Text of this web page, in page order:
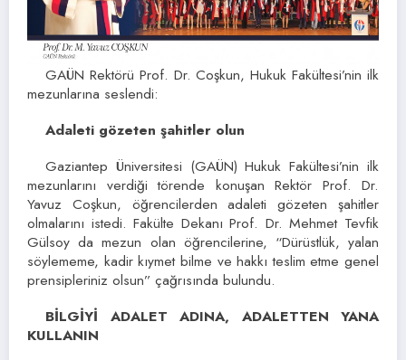
GAÜN Rektörü Prof. Dr. Coşkun, Hukuk Fakültesi’nin ilk
mezunlarına seslendi:
Adaleti gözeten şahitler olun
Gaziantep Üniversitesi (GAÜN) Hukuk Fakültesi’nin ilk
mezunlarını verdiği törende konuşan Rektör Prof. Dr.
Yavuz Coşkun, öğrencilerden adaleti gözeten şahitler
olmalarını istedi. Fakülte Dekanı Prof. Dr. Mehmet Tevfik
Gülsoy da mezun olan öğrencilerine, “Dürüstlük, yalan
söylememe, kadir kıymet bilme ve hakkı teslim etme genel
prensipleriniz olsun” çağrısında bulundu.
BİLGİYİ ADALET ADINA, ADALETTEN YANA
KULLANIN